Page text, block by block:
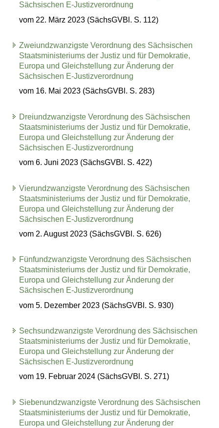
Sächsischen E-Justizverordnung
vom 22. März 2023 (SächsGVBl. S. 112)
Zweiundzwanzigste Verordnung des Sächsischen
Staatsministeriums der Justiz und für Demokratie,
Europa und Gleichstellung zur Änderung der
Sächsischen E-Justizverordnung
vom 16. Mai 2023 (SächsGVBl. S. 283)
Dreiundzwanzigste Verordnung des Sächsischen
Staatsministeriums der Justiz und für Demokratie,
Europa und Gleichstellung zur Änderung der
Sächsischen E-Justizverordnung
vom 6. Juni 2023 (SächsGVBl. S. 422)
Vierundzwanzigste Verordnung des Sächsischen
Staatsministeriums der Justiz und für Demokratie,
Europa und Gleichstellung zur Änderung der
Sächsischen E-Justizverordnung
vom 2. August 2023 (SächsGVBl. S. 626)
Fünfundzwanzigste Verordnung des Sächsischen
Staatsministeriums der Justiz und für Demokratie,
Europa und Gleichstellung zur Änderung der
Sächsischen E-Justizverordnung
vom 5. Dezember 2023 (SächsGVBl. S. 930)
Sechsundzwanzigste Verordnung des Sächsischen
Staatsministeriums der Justiz und für Demokratie,
Europa und Gleichstellung zur Änderung der
Sächsischen E-Justizverordnung
vom 19. Februar 2024 (SächsGVBl. S. 271)
Siebenundzwanzigste Verordnung des Sächsischen
Staatsministeriums der Justiz und für Demokratie,
Europa und Gleichstellung zur Änderung der